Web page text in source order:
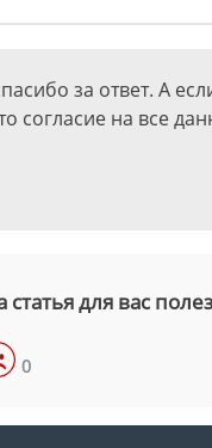
за ответ. А
согласие на все
статья для вас
0